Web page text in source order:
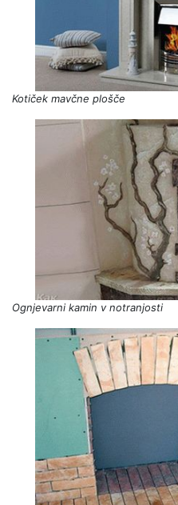
Kotiček mavčne plošče
Ognjevarni kamin v notranjosti